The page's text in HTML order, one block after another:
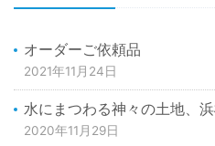
オーダーご依頼品
2021年11月24日
水にまつわる神々の土地、
2020年11月29日